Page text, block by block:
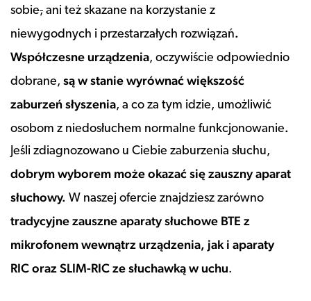
sobie, ani też skazane na korzystanie z
niewygodnych i przestarzałych rozwiązań.
Współczesne urządzenia, oczywiście odpowiednio
dobrane, są w stanie wyrównać większość
zaburzeń słyszenia, a co za tym idzie, umożliwić
osobom z niedosłuchem normalne funkcjonowanie.
Jeśli zdiagnozowano u Ciebie zaburzenia słuchu,
dobrym wyborem może okazać sięzauszny aparat
słuchowy. W naszej ofercie znajdziesz zarówno
tradycyjne zauszne aparaty słuchowe BTE z
mikrofonem wewnątrz urządzenia, jak i aparaty
RIC oraz SLIM-RIC ze słuchawką w uchu.